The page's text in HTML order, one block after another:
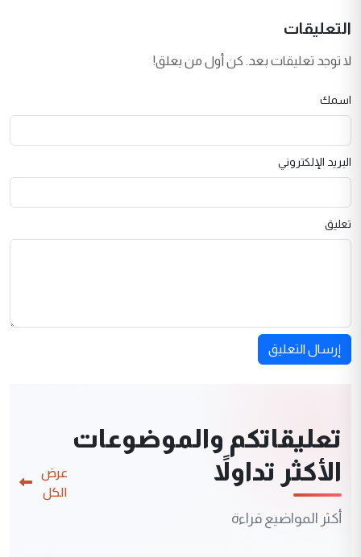
التعليقات
لا توجد تعليقات بعد. كن أول من يعلق!
اسمك
البريد الإلكتروني
تعليق
إرسال التعليق
تعليقاتكم والموضوعات
الأكثر تداولاً
أكثر المواضيع قراءة
عرض
الكل